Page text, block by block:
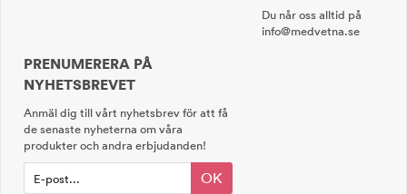
Du når oss alltid på
info@medvetna.se
PRENUMERERA PÅ
NYHETSBREVET
Anmäl dig till vårt nyhetsbrev för att få
de senaste nyheterna om våra
produkter och andra erbjudanden!
OK